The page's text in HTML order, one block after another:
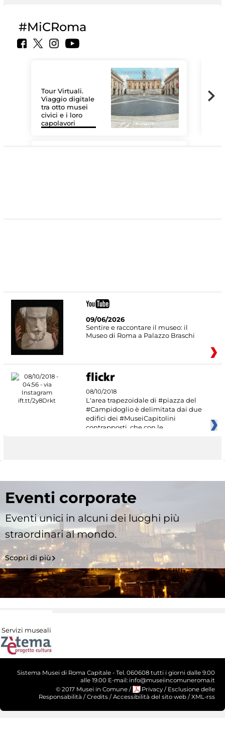
#MiCRoma
Tour Virtuali.
Viaggio digitale
tra otto musei
civici e i loro
capolavori
09/06/2026
Sentire e raccontare il museo: il
Museo di Roma a Palazzo Braschi
08/10/2018
L'area trapezoidale di #piazza del
#Campidoglio è delimitata dai due
edifici dei #MuseiCapitolini
contrapposti, che con le
Eventi corporate
Eventi unici in alcuni dei luoghi più
straordinari al mondo.
Scopri di più
Servizi museali
Sistema Musei di Roma Capitale - Tel. 060608 tutti i giorni dalle 9.00
alle 19.00 E-mail: info@museiincomuneroma.it
© 2017 Musei in Comune / Privacy / Esclusione delle
Responsabilità / Credits / Accessibilità del sito web / XML-rss